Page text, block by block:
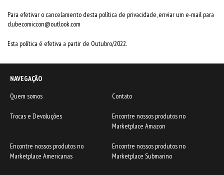
Para efetivar o cancelamento desta política de privacidade, enviar um e-mail para
clubecomiccon@outlook.com
Esta política é efetiva a partir de Outubro/2022.
NAVEGAÇÃO
Quem somos
Contato
Trocas e Devoluções
Encontre nossos produtos no
Marketplace Amazon
Encontre nossos produtos no
Marketplace Americanas
Encontre nossos produtos no
Marketplace Submarino